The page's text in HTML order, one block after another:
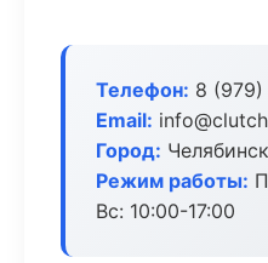
Телефон: 8 (979)
Email:
Город: Челябинск
Режим работы:
Вс: 10:00-17:00